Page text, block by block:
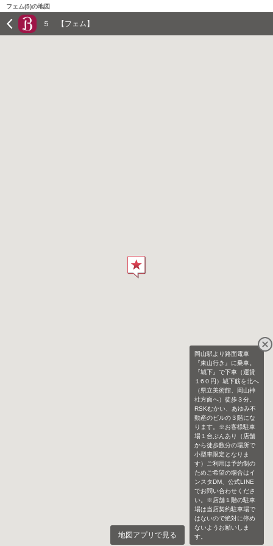
フェム(5)の地図
５ 【フェム】
岡山駅より路面電車
『東山行き』に乗車。
『城下』で下車（運賃
１6０円）城下筋を北へ
（県立美術館、岡山神
社方面へ）徒歩３分。
RSKむかい、あゆみ不
動産のビルの３階にな
ります。※お客様駐車
場１台ぶんあり（店舗
から徒歩数分の場所で
小型車限定となりま
す）ご利用は予約制の
ためご希望の場合はイ
ンスタDM、公式LINE
でお問い合わせくださ
い。※店舗１階の駐車
場は当店契約駐車場で
はないので絶対に停め
ないようお願いしま
す。
地図アプリで見る